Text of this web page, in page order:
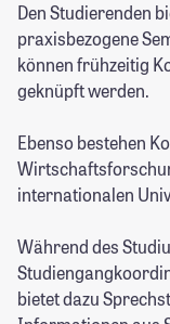
Den Studierenden
praxisbezogene
können frühzeitig
geknüpft werden.
Ebenso bestehen
internationalen
Während des
bietet dazu